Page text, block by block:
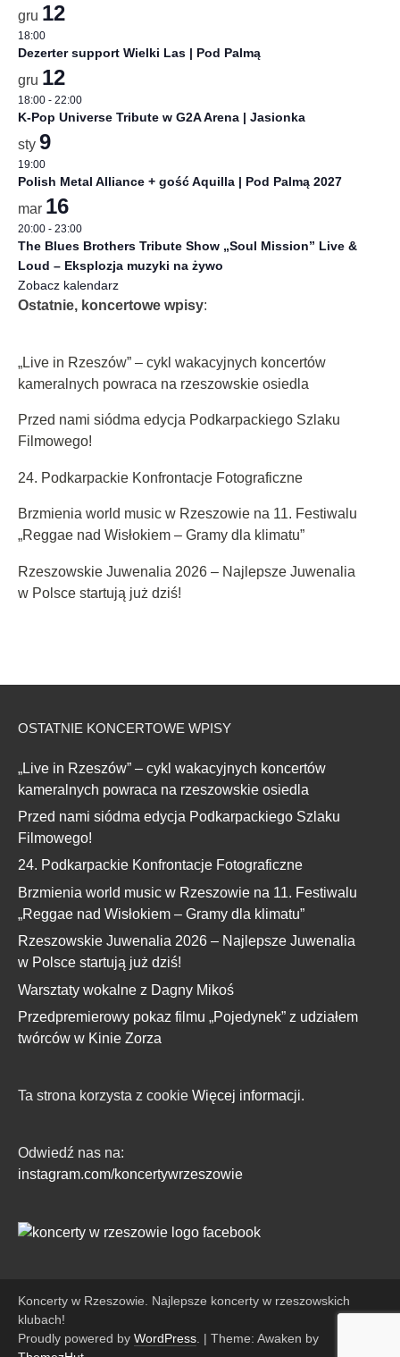
gru 12
18:00
Dezerter support Wielki Las | Pod Palmą
gru 12
18:00 - 22:00
K-Pop Universe Tribute w G2A Arena | Jasionka
sty 9
19:00
Polish Metal Alliance + gość Aquilla | Pod Palmą 2027
mar 16
20:00 - 23:00
The Blues Brothers Tribute Show „Soul Mission” Live &
Loud – Eksplozja muzyki na żywo
Zobacz kalendarz
Ostatnie, koncertowe wpisy:
„Live in Rzeszów” – cykl wakacyjnych koncertów
kameralnych powraca na rzeszowskie osiedla
Przed nami siódma edycja Podkarpackiego Szlaku
Filmowego!
24. Podkarpackie Konfrontacje Fotograficzne
Brzmienia world music w Rzeszowie na 11. Festiwalu
„Reggae nad Wisłokiem – Gramy dla klimatu”
Rzeszowskie Juwenalia 2026 – Najlepsze Juwenalia
w Polsce startują już dziś!
OSTATNIE KONCERTOWE WPISY
„Live in Rzeszów” – cykl wakacyjnych koncertów
kameralnych powraca na rzeszowskie osiedla
Przed nami siódma edycja Podkarpackiego Szlaku
Filmowego!
24. Podkarpackie Konfrontacje Fotograficzne
Brzmienia world music w Rzeszowie na 11. Festiwalu
„Reggae nad Wisłokiem – Gramy dla klimatu”
Rzeszowskie Juwenalia 2026 – Najlepsze Juwenalia
w Polsce startują już dziś!
Warsztaty wokalne z Dagny Mikoś
Przedpremierowy pokaz filmu „Pojedynek” z udziałem
twórców w Kinie Zorza
Ta strona korzysta z cookie Więcej informacji.
Odwiedź nas na:
instagram.com/koncertywrzeszowie
Koncerty w Rzeszowie. Najlepsze koncerty w rzeszowskich
klubach!
Proudly powered by WordPress | Theme: Awaken by